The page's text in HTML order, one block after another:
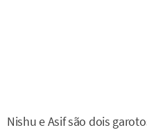
Nishu e Asif são dois